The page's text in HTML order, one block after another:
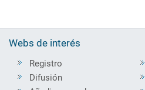
Webs de interés
Registro
Difusión